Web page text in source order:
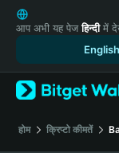
English
日本語
Русский
Español
Türkçe
Italiano
आप अभी यह पेजहिन्दीमें
English
होम क्रिप्टो कीमतें